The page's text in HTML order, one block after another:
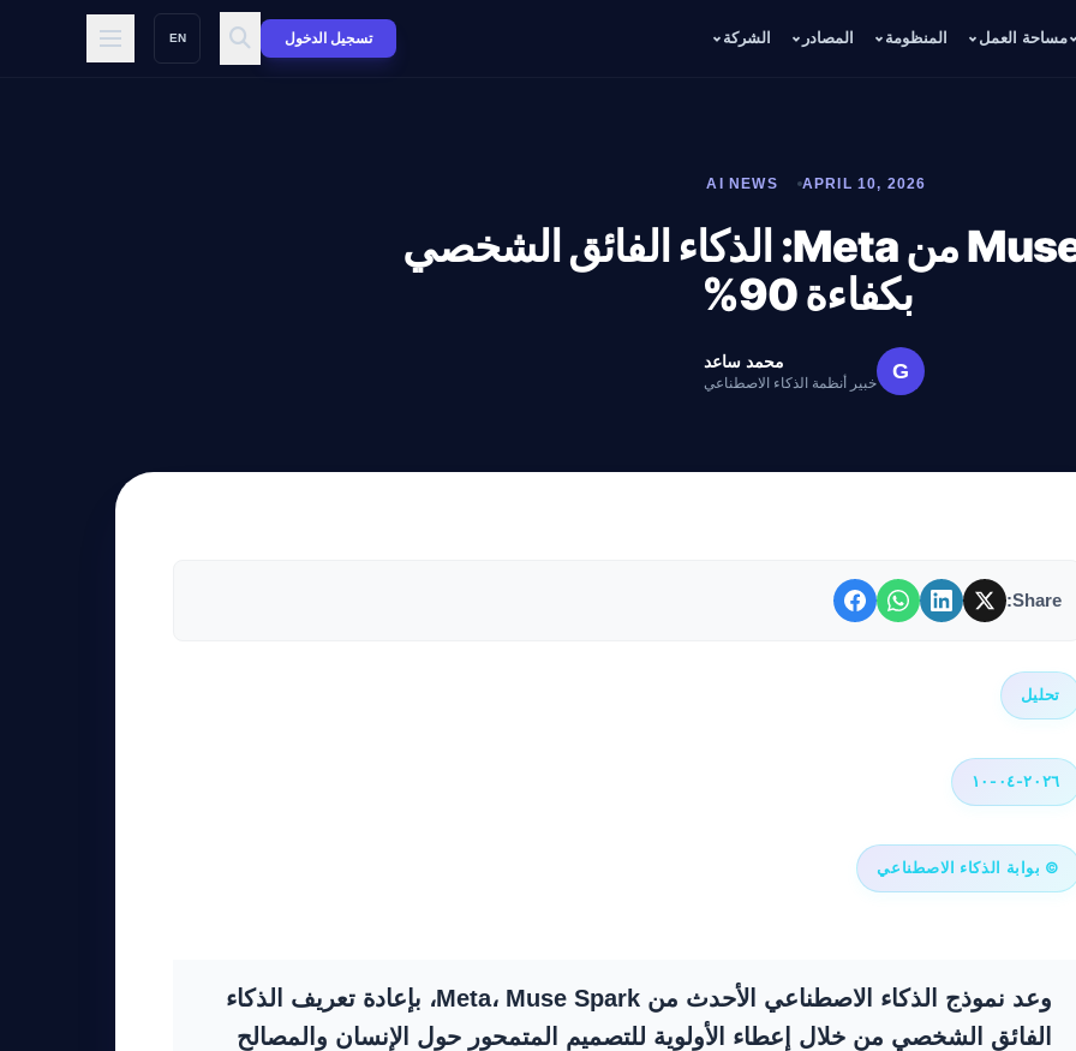
مساحة العمل المنظومة المصادر الشركة تسجيل الدخول EN
APRIL 10, 2026
AI NEWS
Muse Spark من Meta: الذكاء الفائق الشخصي
بكفاءة 90%
G محمد ساعد
خبير أنظمة الذكاء الاصطناعي
Share:
تحليل
٢٠٢٦-٠٤-١٠
© بوابة الذكاء الاصطناعي
وعد نموذج الذكاء الاصطناعي الأحدث من Meta، Muse Spark، بإعادة تعريف الذكاء
الفائق الشخصي من خلال إعطاء الأولوية للتصميم المتمحور حول الإنسان والمصالح